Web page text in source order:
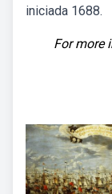
iniciada 1688.
For more